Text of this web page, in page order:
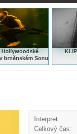
Hollywoodské
brněnském Sonu
Interpret:
Celkový čas: